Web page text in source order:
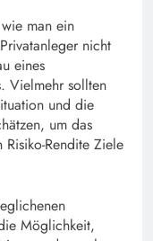
man ein
nicht
eines
Vielmehr sollten
und die
um das
Rendite Ziele
Möglichkeit,